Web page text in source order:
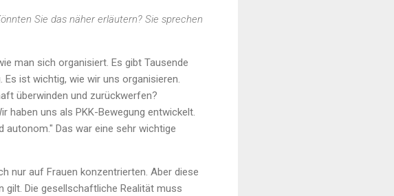
Sie das näher erläutern? Sie sprechen
man sich organisiert. Es gibt Tausende
ist wichtig, wie wir uns organisieren.
überwinden und zurückwerfen?
haben uns als PKK-Bewegung entwickelt.
autonom." Das war eine sehr wichtige
nur auf Frauen konzentrierten. Aber diese
gilt. Die gesellschaftliche Realität muss